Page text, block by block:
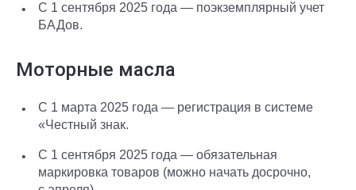
С 1 сентября 2025 года — поэкземплярный учет
БАДов.
Моторные масла
С 1 марта 2025 года — регистрация в системе
«Честный знак.
С 1 сентября 2025 года — обязательная
маркировка товаров (можно начать досрочно,